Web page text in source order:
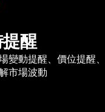
醒
變動提醒、價位提醒
市場波動